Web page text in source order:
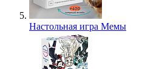
Настольная игра Мемы